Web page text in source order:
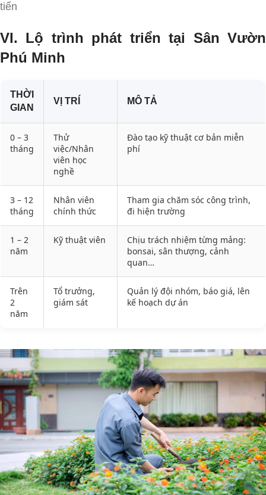
tiến
VI. Lộ trình phát triển tại Sân Vườn
Phú Minh
THỜI
GIAN
VỊ TRÍ MÔ TẢ
0 – 3
tháng
Thử
việc/Nhân
viên học
nghề
Đào tạo kỹ thuật cơ bản miễn
phí
3 – 12
tháng
Nhân viên
chính thức
Tham gia chăm sóc công trình,
đi hiện trường
1 – 2
năm
Kỹ thuật viên
Chịu trách nhiệm từng mảng:
bonsai, sân thượng, cảnh
quan…
Trên
2
năm
Tổ trưởng,
giám sát
Quản lý đội nhóm, báo giá, lên
kế hoạch dự án